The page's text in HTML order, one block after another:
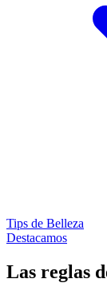
Tips de Belleza
Destacamos
Las reglas